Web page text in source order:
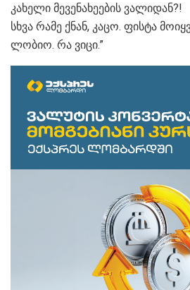
კახელი მევენახეების ვალიდან?!
სხვა რამე ქნან, კაცო. ფისტა
ლობიო. რა ვიცი.”